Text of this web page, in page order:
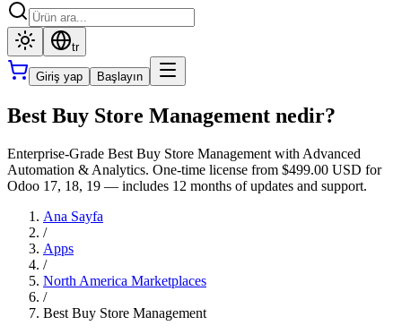
tr
Giriş yap Başlayın
Best Buy Store Management nedir?
Enterprise-Grade Best Buy Store Management with Advanced
Automation & Analytics. One-time license from $499.00 USD for
Odoo 17, 18, 19 — includes 12 months of updates and support.
Ana Sayfa
/
Apps
/
North America Marketplaces
/
Best Buy Store Management